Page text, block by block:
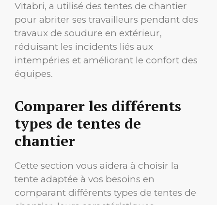
Vitabri, a utilisé des tentes de chantier
pour abriter ses travailleurs pendant des
travaux de soudure en extérieur,
réduisant les incidents liés aux
intempéries et améliorant le confort des
équipes.
Comparer les différents
types de tentes de
chantier
Cette section vous aidera à choisir la
tente adaptée à vos besoins en
comparant différents types de tentes de